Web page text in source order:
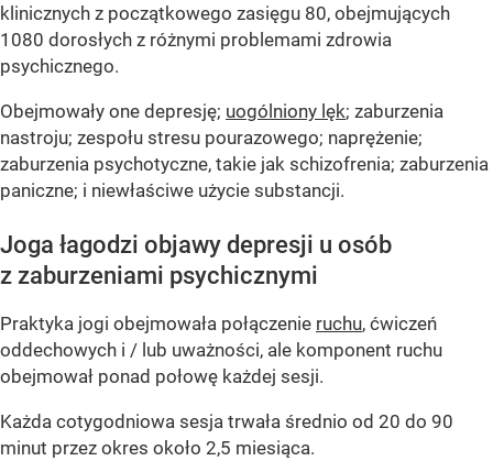
klinicznych z początkowego zasięgu 80, obejmujących
1080 dorosłych z różnymi problemami zdrowia
psychicznego.
Obejmowały one depresję; uogólniony lęk; zaburzenia
nastroju; zespołu stresu pourazowego; naprężenie;
zaburzenia psychotyczne, takie jak schizofrenia; zaburzenia
paniczne; i niewłaściwe użycie substancji.
Joga łagodzi objawy depresji u osób
z zaburzeniami psychicznymi
Praktyka jogi obejmowała połączenie ruchu, ćwiczeń
oddechowych i / lub uważności, ale komponent ruchu
obejmował ponad połowę każdej sesji.
Każda cotygodniowa sesja trwała średnio od 20 do 90
minut przez okres około 2,5 miesiąca.